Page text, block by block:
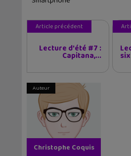
Article précédent
Lecture d'été #7 :
Capitana,...
Auteur
Christophe Coquis